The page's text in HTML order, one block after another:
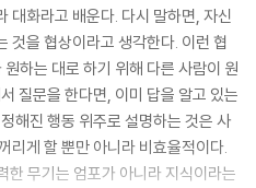
대화라고 배운다. 다시 말하면, 자신
것을 협상이라고 생각한다. 이런 협
하는 대로 하기 위해 다른 사람이 원
질문을 한다면, 이미 답을 알고 있는
해진 행동 위주로 설명하는 것은 사
리게 할 뿐만 아니라 비효율적이다.
무기는 엄포가 아니라 지식이라는